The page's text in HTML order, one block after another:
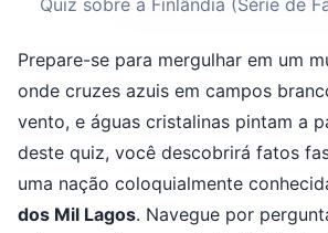
Quiz sobre a Finlândia (Série de
Prepare-se para mergulhar em um
onde cruzes azuis em campos
vento, e águas cristalinas pintam a
deste quiz, você descobrirá fatos
uma nação coloquialmente
dos Mil Lagos. Navegue por